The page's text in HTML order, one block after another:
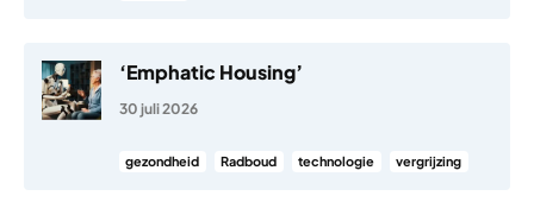
‘Emphatic Housing’
30 juli 2026
gezondheid Radboud technologie vergrijzing